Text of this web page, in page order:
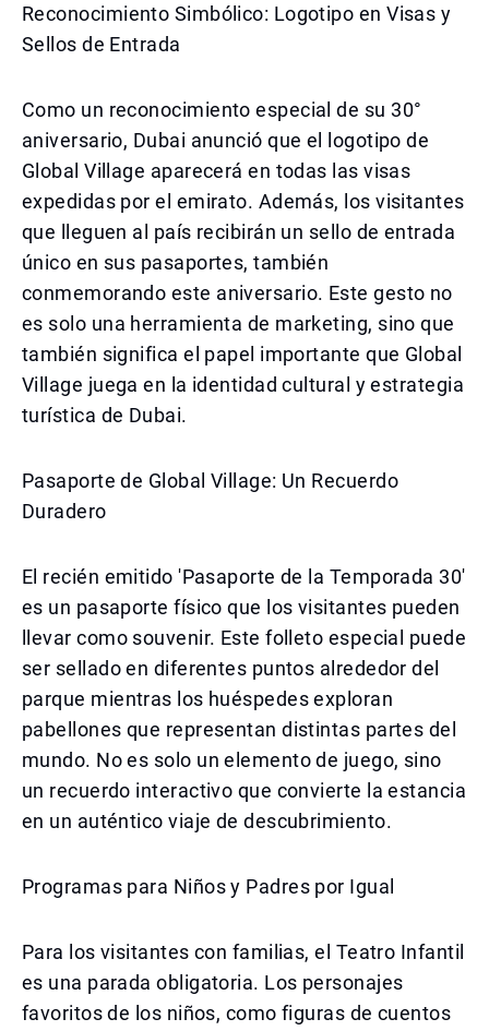
Reconocimiento Simbólico: Logotipo en Visas y
Sellos de Entrada
Como un reconocimiento especial de su 30°
aniversario, Dubai anunció que el logotipo de
Global Village aparecerá en todas las visas
expedidas por el emirato. Además, los visitantes
que lleguen al país recibirán un sello de entrada
único en sus pasaportes, también
conmemorando este aniversario. Este gesto no
es solo una herramienta de marketing, sino que
también significa el papel importante que Global
Village juega en la identidad cultural y estrategia
turística de Dubai.
Pasaporte de Global Village: Un Recuerdo
Duradero
El recién emitido 'Pasaporte de la Temporada 30'
es un pasaporte físico que los visitantes pueden
llevar como souvenir. Este folleto especial puede
ser sellado en diferentes puntos alrededor del
parque mientras los huéspedes exploran
pabellones que representan distintas partes del
mundo. No es solo un elemento de juego, sino
un recuerdo interactivo que convierte la estancia
en un auténtico viaje de descubrimiento.
Programas para Niños y Padres por Igual
Para los visitantes con familias, el Teatro Infantil
es una parada obligatoria. Los personajes
favoritos de los niños, como figuras de cuentos